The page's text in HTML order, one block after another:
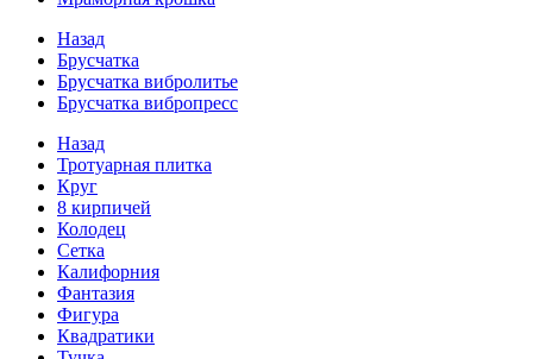
Назад
Брусчатка
Брусчатка вибролитье
Брусчатка вибропресс
Назад
Тротуарная плитка
Круг
8 кирпичей
Колодец
Сетка
Калифорния
Фантазия
Фигура
Квадратики